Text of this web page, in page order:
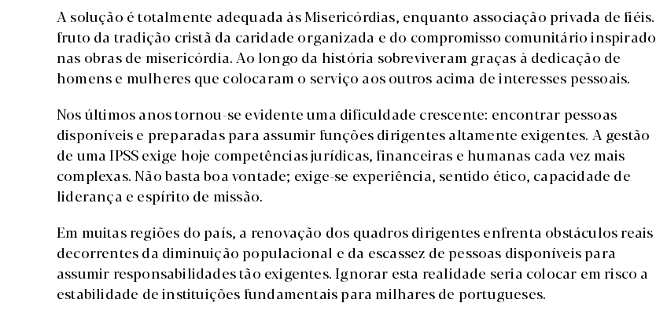
A solução é totalmente adequada às Misericórdias, enquanto associação privada de fiéis.
fruto da tradição cristã da caridade organizada e do compromisso comunitário inspirado
nas obras de misericórdia. Ao longo da história sobreviveram graças à dedicação de
homens e mulheres que colocaram o serviço aos outros acima de interesses pessoais.
Nos últimos anos tornou-se evidente uma dificuldade crescente: encontrar pessoas
disponíveis e preparadas para assumir funções dirigentes altamente exigentes. A gestão
de uma IPSS exige hoje competências jurídicas, financeiras e humanas cada vez mais
complexas. Não basta boa vontade; exige-se experiência, sentido ético, capacidade de
liderança e espírito de missão.
Em muitas regiões do país, a renovação dos quadros dirigentes enfrenta obstáculos reais
decorrentes da diminuição populacional e da escassez de pessoas disponíveis para
assumir responsabilidades tão exigentes. Ignorar esta realidade seria colocar em risco a
estabilidade de instituições fundamentais para milhares de portugueses.